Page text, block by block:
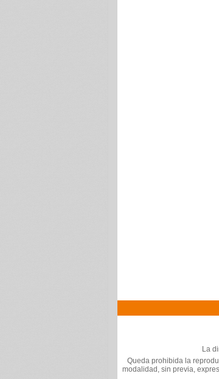
La
Queda prohibida la
modalidad, sin previa,